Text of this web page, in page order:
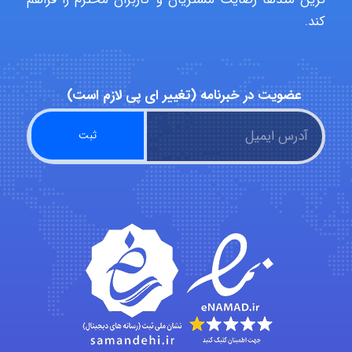
Minoo1375
Sara
ZAK
vali
fahimeh sheibani
کند.
عضویت در خبرنامه (تغییر ای پی لازم است)